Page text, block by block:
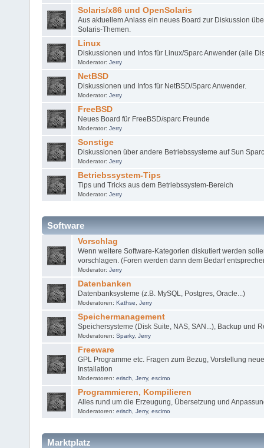
Solaris/x86 und OpenSolaris
Aus aktuellem Anlass ein neues Board zur Diskussion
Solaris-Themen.
Linux
Diskussionen und Infos für Linux/Sparc Anwender (alle
Moderator: Jerry
NetBSD
Diskussionen und Infos für NetBSD/Sparc Anwender.
Moderator: Jerry
FreeBSD
Neues Board für FreeBSD/sparc Freunde
Moderator: Jerry
Sonstige
Diskussionen über andere Betriebssysteme auf Sun
Moderator: Jerry
Betriebssystem-Tips
Tips und Tricks aus dem Betriebssystem-Bereich
Moderator: Jerry
Software
Vorschlag
Wenn weitere Software-Kategorien diskutiert werden
vorschlagen. (Foren werden dann dem Bedarf
Moderator: Jerry
Datenbanken
Datenbanksysteme (z.B. MySQL, Postgres, Oracle...)
Moderatoren: Kathse Jerry
Speichermanagement
Speichersysteme (Disk Suite, NAS, SAN...), Backup und
Moderatoren: Sparky, Jerry
Freeware
GPL Programme etc. Fragen zum Bezug, Vorstellung
Installation
Moderatoren: erisch Jerry, escimo
Programmieren, Kompilieren
Alles rund um die Erzeugung, Übersetzung und
Moderatoren: erisch Jerry, escimo
Marktplatz